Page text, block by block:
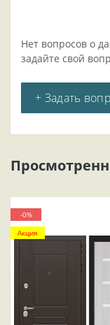
Нет вопросов о
задайте свой
+ Задать
-0%
Акция